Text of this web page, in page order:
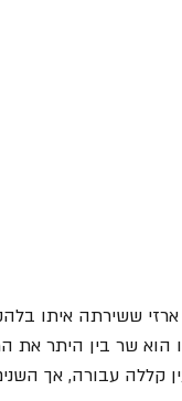
ארזי ששירתה איתו
הוא שר בין היתר את
קללה עבורה, אך